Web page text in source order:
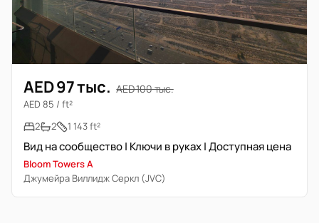
AED 97 тыс. AED 100 тыс.
AED 85 / ft²
2
2 1 143 ft²
Вид на сообщество | Ключи в руках | Доступная цена
Bloom Towers A
Джумейра Виллидж Серкл (JVC)